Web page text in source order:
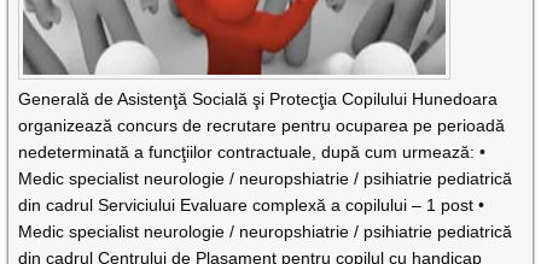
Generală de Asistenţă Socială şi Protecţia Copilului Hunedoara
organizează concurs de recrutare pentru ocuparea pe perioadă
nedeterminată a funcţiilor contractuale, după cum urmează: •
Medic specialist neurologie / neuropshiatrie / psihiatrie pediatrică
din cadrul Serviciului Evaluare complexă a copilului – 1 post •
Medic specialist neurologie / neuropshiatrie / psihiatrie pediatrică
din cadrul Centrului de Plasament pentru copilul cu handicap